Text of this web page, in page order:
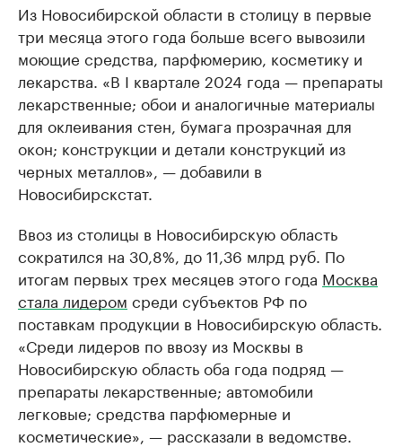
Из Новосибирской области в столицу в первые
три месяца этого года больше всего вывозили
моющие средства, парфюмерию, косметику и
лекарства. «В I квартале 2024 года — препараты
лекарственные; обои и аналогичные материалы
для оклеивания стен, бумага прозрачная для
окон; конструкции и детали конструкций из
черных металлов», — добавили в
Новосибирскстат.
Ввоз из столицы в Новосибирскую область
сократился на 30,8%, до 11,36 млрд руб. По
итогам первых трех месяцев этого года Москва
стала лидером среди субъектов РФ по
поставкам продукции в Новосибирскую область.
«Среди лидеров по ввозу из Москвы в
Новосибирскую область оба года подряд —
препараты лекарственные; автомобили
легковые; средства парфюмерные и
косметические», — рассказали в ведомстве.